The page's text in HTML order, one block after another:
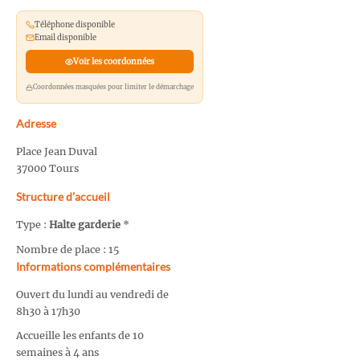
Téléphone disponible
Email disponible
Voir les coordonnées
Coordonnées masquées pour limiter le démarchage
Adresse
Place Jean Duval
37000 Tours
Structure d’accueil
Type : Halte garderie *
Nombre de place : 15
Informations complémentaires
Ouvert du lundi au vendredi de
8h30 à 17h30
Accueille les enfants de 10
semaines à 4 ans